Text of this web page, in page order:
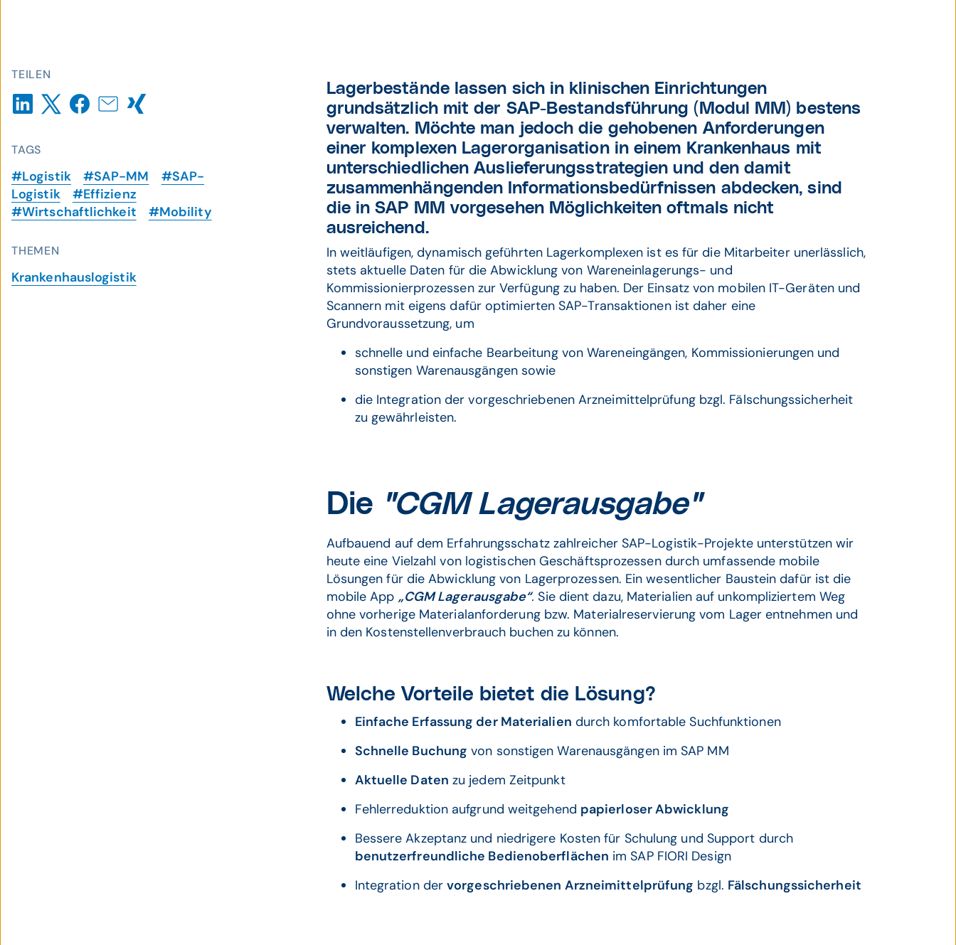
TEILEN
TAGS
#Logistik #SAP-MM
#SAP-
Logistik
#Effizienz
#Wirtschaftlichkeit
#Mobility
THEMEN
Krankenhauslogistik
Lagerbestände lassen sich in klinischen Einrichtungen
grundsätzlich mit der SAP-Bestandsführung (Modul MM) bestens
verwalten. Möchte man jedoch die gehobenen Anforderungen
einer komplexen Lagerorganisation in einem Krankenhaus mit
unterschiedlichen Auslieferungsstrategien und den damit
zusammenhängenden Informationsbedürfnissen abdecken, sind
die in SAP MM vorgesehen Möglichkeiten oftmals nicht
ausreichend.
In weitläufigen, dynamisch geführten Lagerkomplexen ist es für die Mitarbeiter unerlässlich,
stets aktuelle Daten für die Abwicklung von Wareneinlagerungs- und
Kommissionierprozessen zur Verfügung zu haben. Der Einsatz von mobilen IT-Geräten und
Scannern mit eigens dafür optimierten SAP-Transaktionen ist daher eine
Grundvoraussetzung, um
schnelle und einfache Bearbeitung von Wareneingängen, Kommissionierungen und
sonstigen Warenausgängen sowie
die Integration der vorgeschriebenen Arzneimittelprüfung bzgl. Fälschungssicherheit
zu gewährleisten.
Die "CGM Lagerausgabe"
Aufbauend auf dem Erfahrungsschatz zahlreicher SAP-Logistik-Projekte unterstützen wir
heute eine Vielzahl von logistischen Geschäftsprozessen durch umfassende mobile
Lösungen für die Abwicklung von Lagerprozessen. Ein wesentlicher Baustein dafür ist die
mobile App „CGM Lagerausgabe“.Sie dient dazu, Materialien auf unkompliziertem Weg
ohne vorherige Materialanforderung bzw. Materialreservierung vom Lager entnehmen und
in den Kostenstellenverbrauch buchen zu können.
Welche Vorteile bietet die Lösung?
Einfache Erfassung der Materialien durch komfortable Suchfunktionen
Schnelle Buchung von sonstigen Warenausgängen im SAP MM
Aktuelle Daten zu jedem Zeitpunkt
Fehlerreduktion aufgrund weitgehend papierloser Abwicklung
Bessere Akzeptanz und niedrigere Kosten für Schulung und Support durch
benutzerfreundliche Bedienoberflächen im SAP FIORI Design
Integration dervorgeschriebenen Arzneimittelprüfung bzgl. Fälschungssicherheit